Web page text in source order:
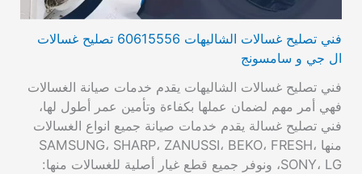
فني تصليح غسالات الشاليهات 60615556 تصليح غسالات
ال جي و سامسونج
فني تصليح غسالات الشاليهات يقدم خدمات صيانة الغسالات
فهي أمر مهم لضمان عملها بكفاءة وتأمين عمر أطول لها،
فني تصليح غسالة يقدم خدمات صيانة جميع انواع الغسالات
منها SAMSUNG، SHARP، ZANUSSI، BEKO، FRESH،
SONY، LG، ونوفر جميع قطع غيار أصلية للغسالات منها: